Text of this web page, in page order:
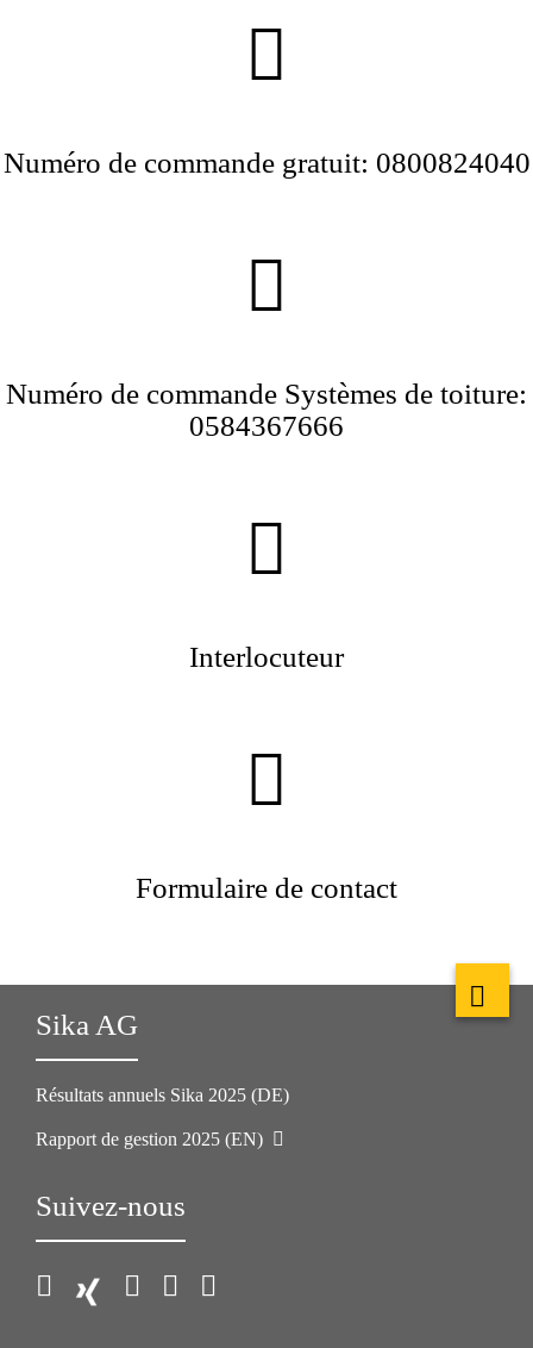
Numéro de commande gratuit: 0800824040
Numéro de commande Systèmes de toiture:
0584367666
Interlocuteur
Formulaire de contact
Sika AG
Résultats annuels Sika 2025 (DE)
Rapport de gestion 2025 (EN)
Suivez-nous